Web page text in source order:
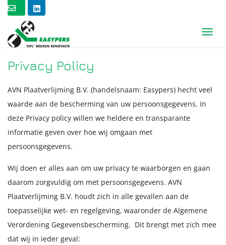
T
N
O
Privacy Policy
AVN Plaatverlijming B.V. (handelsnaam: Easypers) hecht veel
waarde aan de bescherming van uw persoonsgegevens. In
deze Privacy policy willen we heldere en transparante
informatie geven over hoe wij omgaan met
persoonsgegevens.
Wij doen er alles aan om uw privacy te waarborgen en gaan
daarom zorgvuldig om met persoonsgegevens. AVN
Plaatverlijming B.V. houdt zich in alle gevallen aan de
toepasselijke wet- en regelgeving, waaronder de Algemene
Verordening Gegevensbescherming. Dit brengt met zich mee
dat wij in ieder geval: